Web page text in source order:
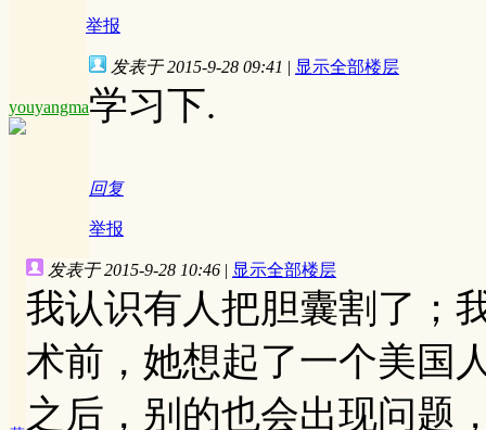
举报
youyangma
发表于 2015-9-28 09:41 | 显示全部楼层
学习下.
回复
举报
发表于 2015-9-28 10:46 | 显示全部楼层
我认识有人把胆囊割了；
术前，她想起了一个美国
之后，别的也会出现问题